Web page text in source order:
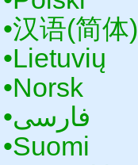
•‎汉语(简体)
•‎Lietuvių
•‎Norsk
•‎فارسی
•‎Suomi